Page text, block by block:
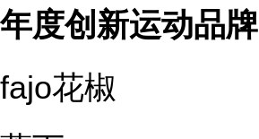
年度创新运动品牌
fajo花椒